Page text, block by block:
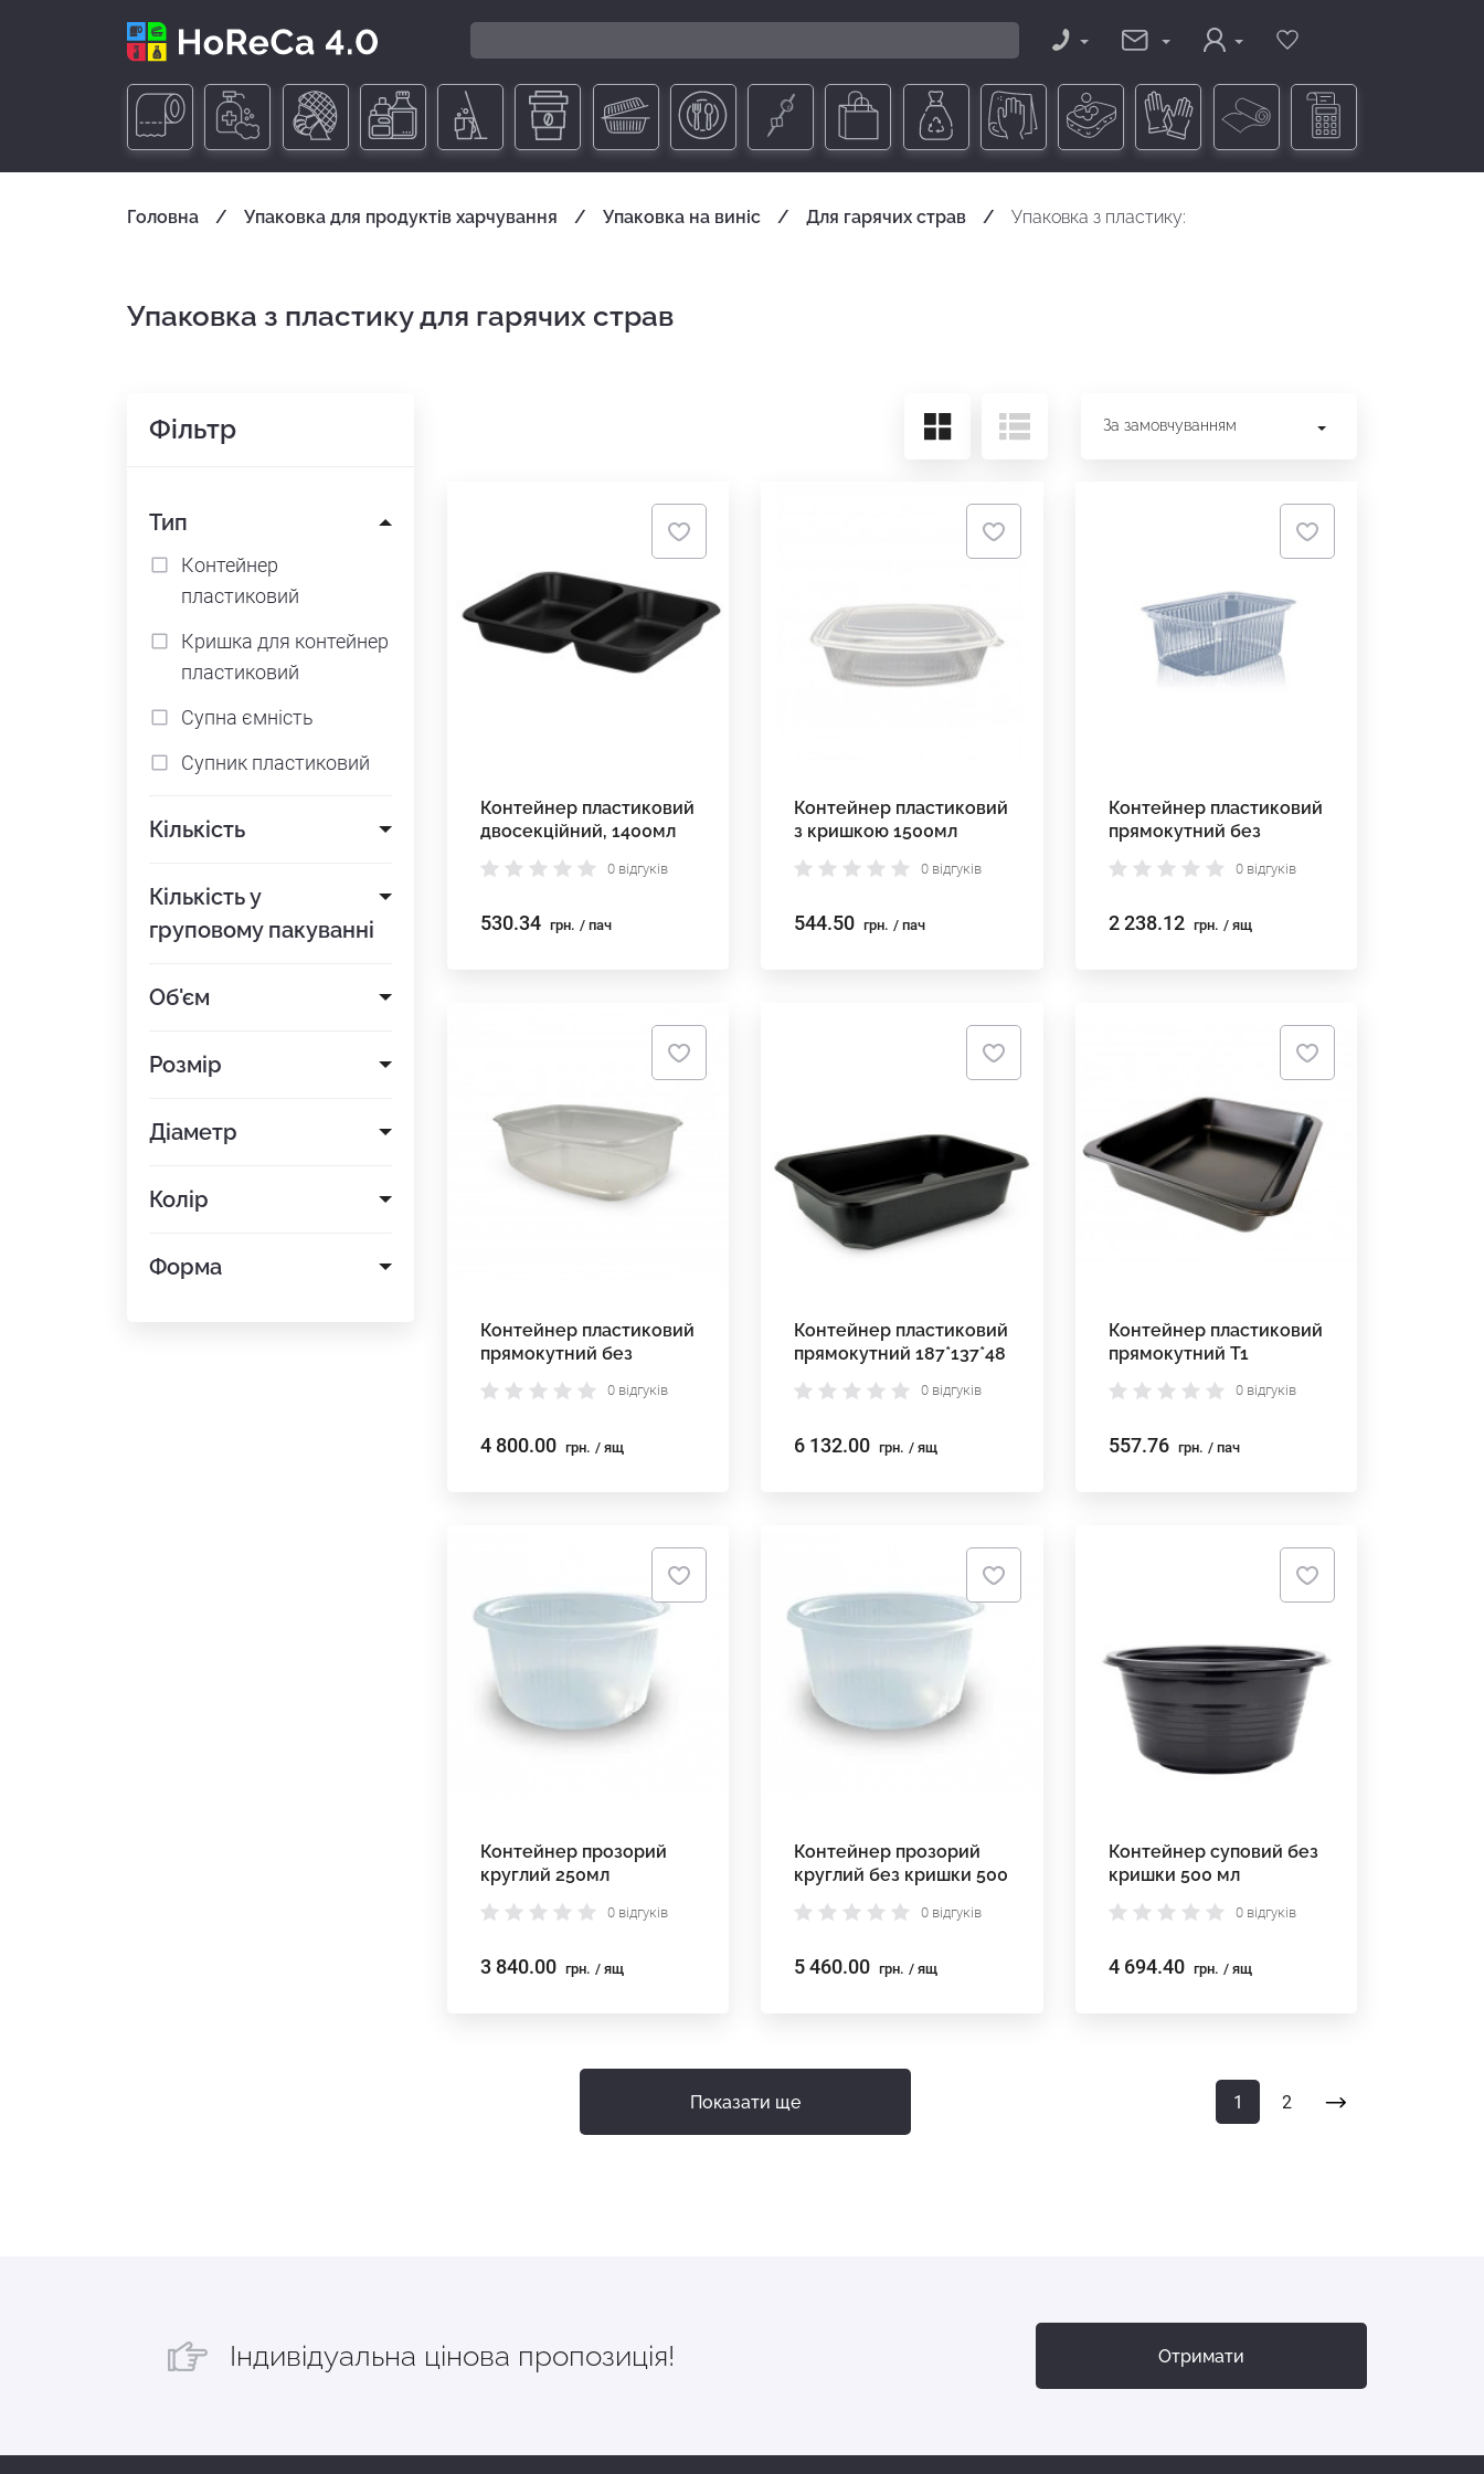
Головна Упаковка для продуктів харчування Упаковка на виніс Для гарячих страв Упаковка з пластику:
Упаковка з пластику для гарячих страв
Фільтр
Тип
Контейнер
пластиковий
Кришка для контейнер
пластиковий
Супна ємність
Супник пластиковий
Кількість
Кількість у
груповому пакуванні
Об'єм
Розмір
Діаметр
Колір
Форма
За замовчуванням
Контейнер пластиковий
двосекційний, 1400мл
без кришки
0 відгуків
530.34 грн. / пач
Контейнер пластиковий
з кришкою 1500мл
0 відгуків
544.50 грн. / пач
Контейнер пластиковий
прямокутний без
кришки ПП 179*132*63
мм
0 відгуків
2 238.12 грн. / ящ
Контейнер пластиковий
прямокутний без
кришки ПП-116*350
0 відгуків
4 800.00 грн. / ящ
Контейнер пластиковий
прямокутний 187*137*48
мм
0 відгуків
6 132.00 грн. / ящ
Контейнер пластиковий
прямокутний Т1
227*178*40
0 відгуків
557.76 грн. / пач
Контейнер прозорий
круглий 250мл
0 відгуків
3 840.00 грн. / ящ
Контейнер прозорий
круглий без кришки 500
мл
0 відгуків
5 460.00 грн. / ящ
Контейнер суповий без
кришки 500 мл
0 відгуків
4 694.40 грн. / ящ
Показати ще 1 2
Індивідуальна цінова пропозиція! Отримати